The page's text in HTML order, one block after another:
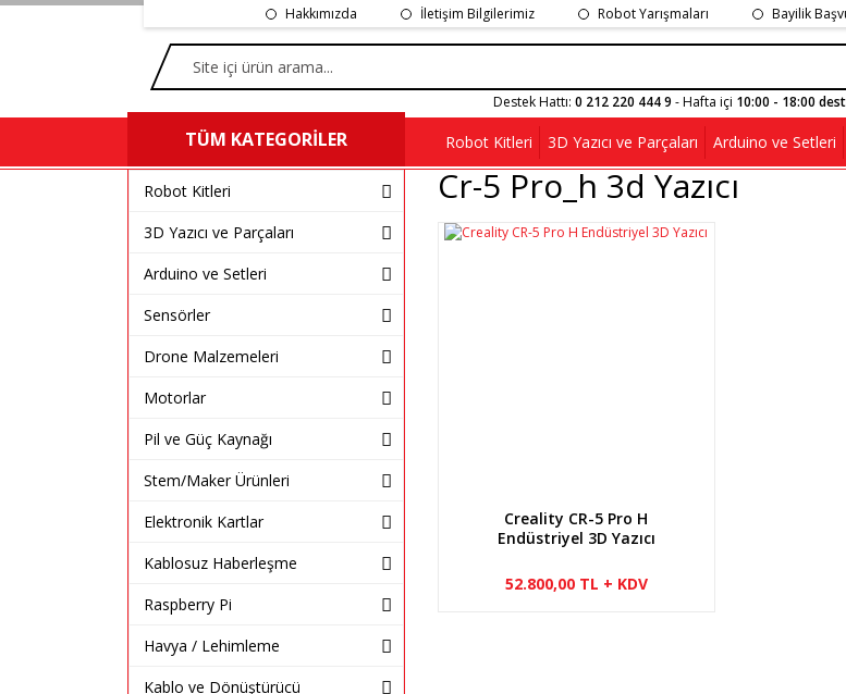
Hakkımızda İletişim Bilgilerimiz Robot Yarışmaları Bayilik
Destek Hattı: 0 212 220 444 9 - Hafta içi 10:00 - 18:00
TÜM KATEGORİLER Robot Kitleri 3D Yazıcı ve Parçaları Arduino ve Setleri
Robot Kitleri
3D Yazıcı ve Parçaları
Arduino ve Setleri
Sensörler
Drone Malzemeleri
Motorlar
Pil ve Güç Kaynağı
Stem/Maker Ürünleri
Elektronik Kartlar
Kablosuz Haberleşme
Raspberry Pi
Havya / Lehimleme
Kablo ve Dönüştürücü
Cr-5 Pro_h 3d Yazıcı
Creality CR-5 Pro H
Endüstriyel 3D Yazıcı
52.800,00 TL + KDV